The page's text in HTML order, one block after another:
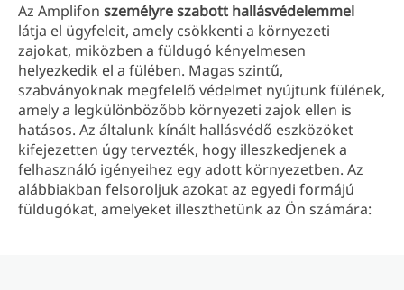
Az Amplifon személyre szabott hallásvédelemmel
látja el ügyfeleit, amely csökkenti a környezeti
zajokat, miközben a füldugó kényelmesen
helyezkedik el a fülében. Magas szintű,
szabványoknak megfelelő védelmet nyújtunk fülének,
amely a legkülönbözőbb környezeti zajok ellen is
hatásos. Az általunk kínált hallásvédő eszközöket
kifejezetten úgy tervezték, hogy illeszkedjenek a
felhasználó igényeihez egy adott környezetben. Az
alábbiakban felsoroljuk azokat az egyedi formájú
füldugókat, amelyeket illeszthetünk az Ön számára: